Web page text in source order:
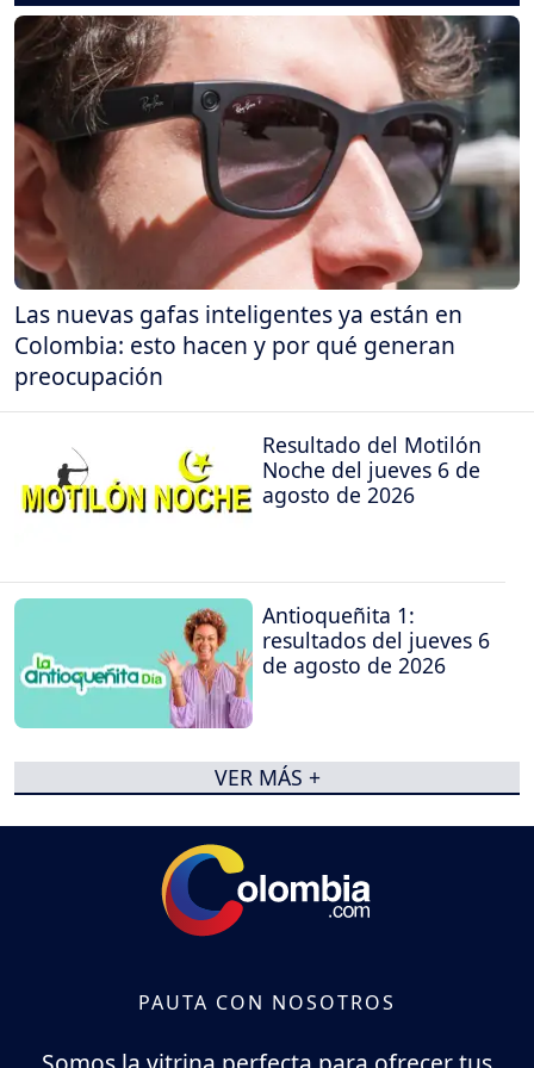
Las nuevas gafas inteligentes ya están en
Colombia: esto hacen y por qué generan
preocupación
Resultado del Motilón
Noche del jueves 6 de
agosto de 2026
Antioqueñita 1:
resultados del jueves 6
de agosto de 2026
VER MÁS +
PAUTA CON NOSOTROS